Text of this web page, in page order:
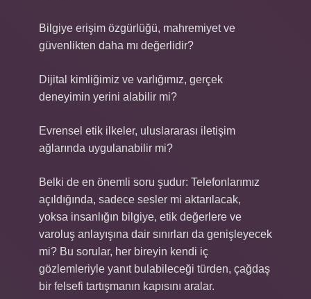
Bilgiye erişim özgürlüğü, mahremiyet ve
güvenlikten daha mı değerlidir?
Dijital kimliğimiz ve varlığımız, gerçek
deneyimin yerini alabilir mi?
Evrensel etik ilkeler, uluslararası iletişim
ağlarında uygulanabilir mi?
Belki de en önemli soru şudur: Telefonlarımız
açıldığında, sadece sesler mi aktarılacak,
yoksa insanlığın bilgiye, etik değerlere ve
varoluş anlayışına dair sınırları da genişleyecek
mi? Bu sorular, her bireyin kendi iç
gözlemleriyle yanıt bulabileceği türden, çağdaş
bir felsefi tartışmanın kapısını aralar.